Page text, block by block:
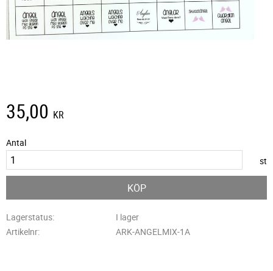
35,00 KR
Antal
st
KÖP
Lagerstatus
I lager
Artikelnr
ARK-ANGELMIX-1A